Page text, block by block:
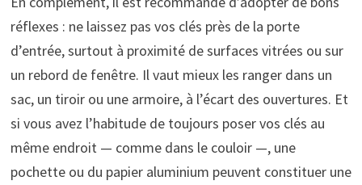
réflexes : ne laissez pas vos clés près de la porte
d’entrée, surtout à proximité de surfaces vitrées ou sur
un rebord de fenêtre. Il vaut mieux les ranger dans un
sac, un tiroir ou une armoire, à l’écart des ouvertures. Et
si vous avez l’habitude de toujours poser vos clés au
même endroit — comme dans le couloir —, une
pochette ou du papier aluminium peuvent constituer une